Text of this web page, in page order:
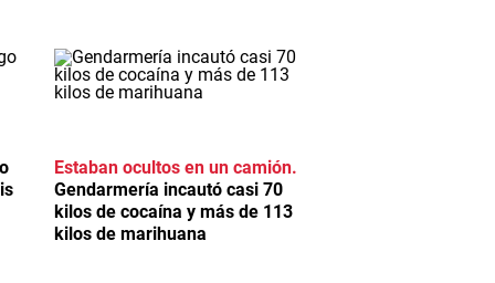
Estaban ocultos en un camión
Gendarmería incautó casi 70
kilos de cocaína y más de 113
kilos de marihuana